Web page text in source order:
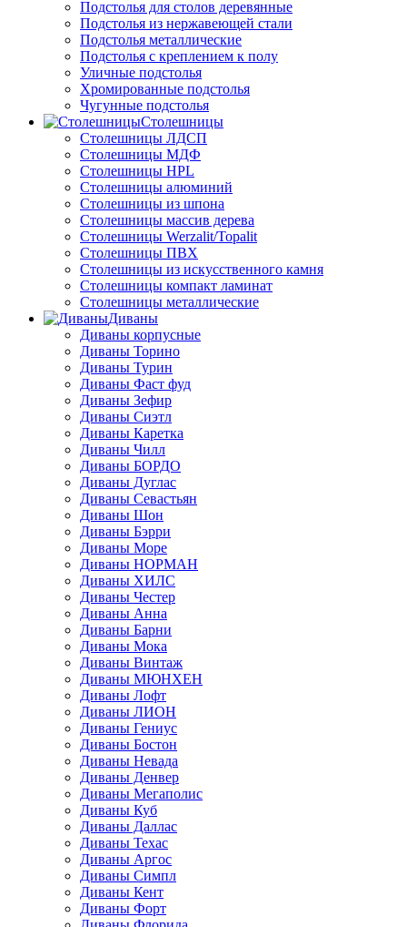
Подстолья для столов деревянные
Подстолья из нержавеющей стали
Подстолья металлические
Подстолья с креплением к полу
Уличные подстолья
Хромированные подстолья
Чугунные подстолья
Столешницы
Столешницы ЛДСП
Столешницы МДФ
Столешницы HPL
Столешницы алюминий
Столешницы из шпона
Столешницы массив дерева
Столешницы Werzalit/Topalit
Столешницы ПВХ
Столешницы из искусственного камня
Столешницы компакт ламинат
Столешницы металлические
Диваны
Диваны корпусные
Диваны Торино
Диваны Турин
Диваны Фаст фуд
Диваны Зефир
Диваны Сиэтл
Диваны Каретка
Диваны Чилл
Диваны БОРДО
Диваны Дуглас
Диваны Севастьян
Диваны Шон
Диваны Бэрри
Диваны Море
Диваны НОРМАН
Диваны ХИЛС
Диваны Честер
Диваны Анна
Диваны Барни
Диваны Мока
Диваны Винтаж
Диваны МЮНХЕН
Диваны Лофт
Диваны ЛИОН
Диваны Гениус
Диваны Бостон
Диваны Невада
Диваны Денвер
Диваны Мегаполис
Диваны Куб
Диваны Даллас
Диваны Техас
Диваны Аргос
Диваны Симпл
Диваны Кент
Диваны Форт